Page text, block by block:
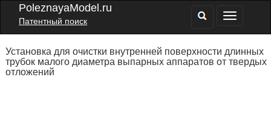
PoleznayaModel.ru
Патентный поиск
Установка для очистки внутренней поверхности длинных
трубок малого диаметра выпарных аппаратов от твердых
отложений